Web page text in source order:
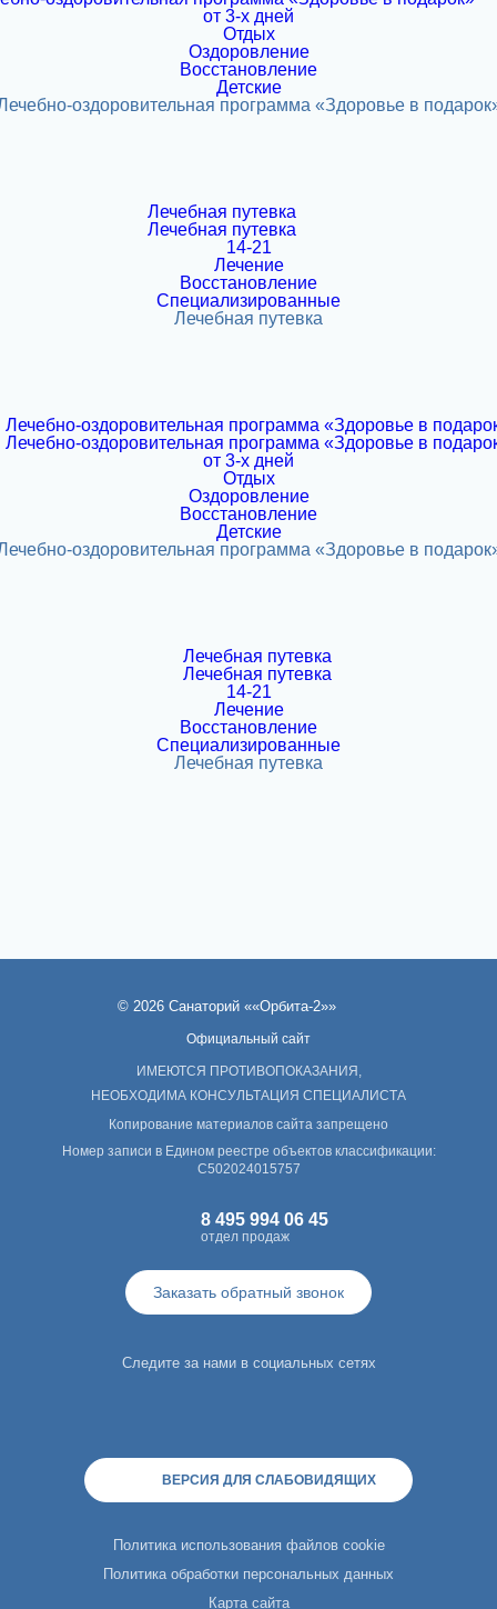
от 3-х дней
Отдых
Оздоровление
Восстановление
Детские
14-21
Лечение
Восстановление
Специализированные
от 3-х дней
Отдых
Оздоровление
Восстановление
Детские
14-21
Лечение
Восстановление
Специализированные
© 2026 Санаторий ««Орбита-2»»
Официальный сайт
ИМЕЮТСЯ ПРОТИВОПОКАЗАНИЯ,
НЕОБХОДИМА КОНСУЛЬТАЦИЯ СПЕЦИАЛИСТА
Копирование материалов сайта запрещено
Номер записи в Едином реестре объектов классификации:
С502024015757
8 495 994 06 45
отдел продаж
Заказать обратный звонок
Следите за нами в социальных сетях
ВЕРСИЯ ДЛЯ СЛАБОВИДЯЩИХ
Политика использования файлов cookie
Политика обработки персональных данных
Карта сайта